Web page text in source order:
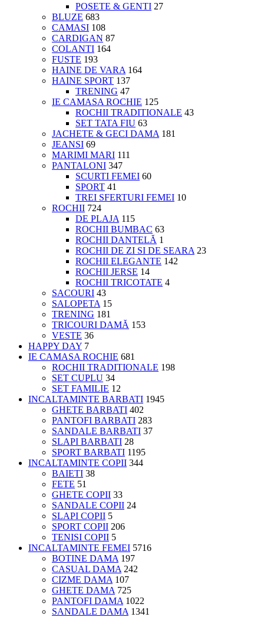
POSETE & GENTI 27
BLUZE 683
CAMASI 108
CARDIGAN 87
COLANTI 164
FUSTE 193
HAINE DE VARA 164
HAINE SPORT 137
TRENING 47
IE CAMASA ROCHIE 125
ROCHII TRADITIONALE 43
SET TATA FIU 63
JACHETE & GECI DAMA 181
JEANSI 69
MARIMI MARI 111
PANTALONI 347
SCURTI FEMEI 60
SPORT 41
TREI SFERTURI FEMEI 10
ROCHII 724
DE PLAJA 115
ROCHII BUMBAC 63
ROCHII DANTELĂ 1
ROCHII DE ZI SI DE SEARA 23
ROCHII ELEGANTE 142
ROCHII JERSE 14
ROCHII TRICOTATE 4
SACOURI 43
SALOPETA 15
TRENING 181
TRICOURI DAMĂ 153
VESTE 36
HAPPY DAY 7
IE CAMASA ROCHIE 681
ROCHII TRADITIONALE 198
SET CUPLU 34
SET FAMILIE 12
INCALTAMINTE BARBATI 1945
GHETE BARBATI 402
PANTOFI BARBATI 283
SANDALE BARBATI 37
SLAPI BARBATI 28
SPORT BARBATI 1195
INCALTAMINTE COPII 344
BAIETI 38
FETE 51
GHETE COPII 33
SANDALE COPII 24
SLAPI COPII 5
SPORT COPII 206
TENISI COPII 5
INCALTAMINTE FEMEI 5716
BOTINE DAMA 197
CASUAL DAMA 242
CIZME DAMA 107
GHETE DAMA 725
PANTOFI DAMA 1022
SANDALE DAMA 1341